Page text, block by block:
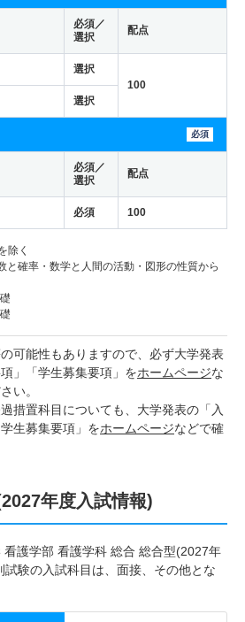
必須／
選択
配点
選択
100
選択
必須
必須／
選択
配点
必須 100
除く
確率・数学と人間の活動・図形の性質から
可能性もありますので、必ず大学発表
」「学生募集要項」をホームページな
い。
措置科目についても、大学発表の「入
生募集要項」をホームページなどで確
年度入試情報)
看護学部 看護学科 総合 総合型(2027年
試験の入試科目は、面接、その他とな